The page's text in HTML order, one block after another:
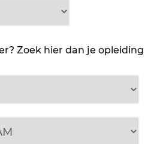
Zoek hier dan je opleiding